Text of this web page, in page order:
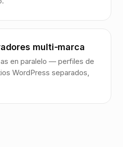
multi-marca
en paralelo — perfiles de
WordPress separados,